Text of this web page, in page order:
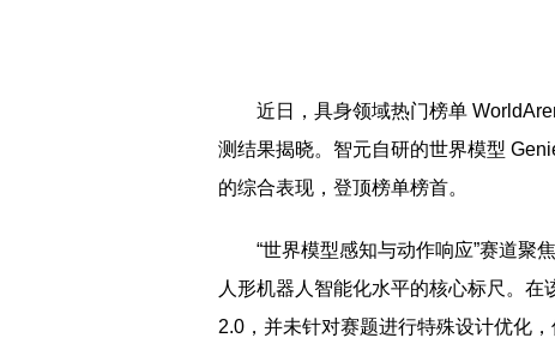
近日，具身领域热门榜单
测结果揭晓。智元自研的世界模型
的综合表现，登顶榜单榜首。
“世界模型感知与动作响应”赛道聚
人形机器人智能化水平的核心标尺。
2.0，并未针对赛题进行特殊设计优化